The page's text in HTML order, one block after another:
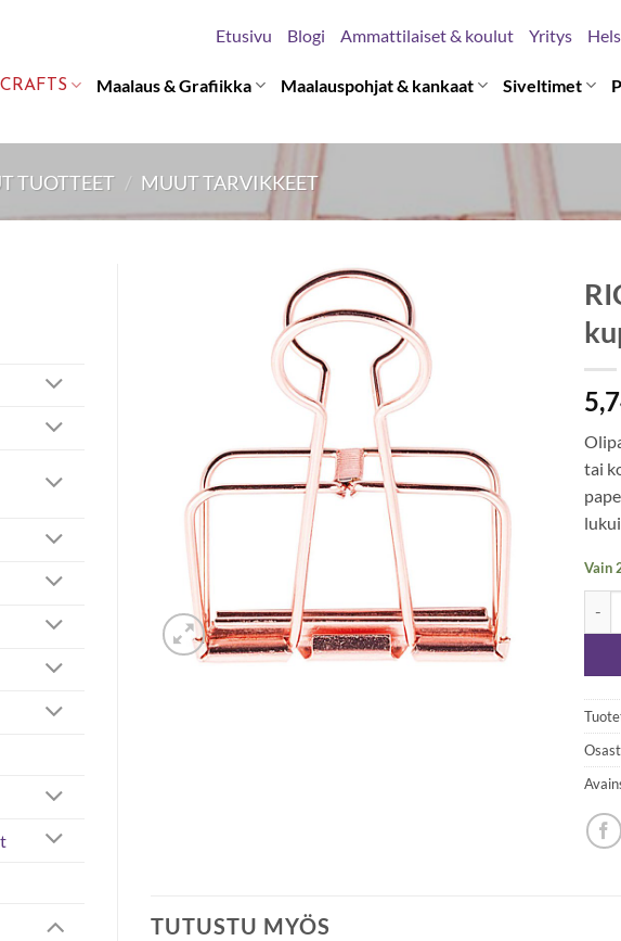
Etusivu Blogi Ammattilaiset & koulut Yritys
Maalaus & Grafiikka Maalauspohjat & kankaat Siveltimet
TUOTTEET / MUUT TARVIKKEET
tai
Vain
TUTUSTU MYÖS